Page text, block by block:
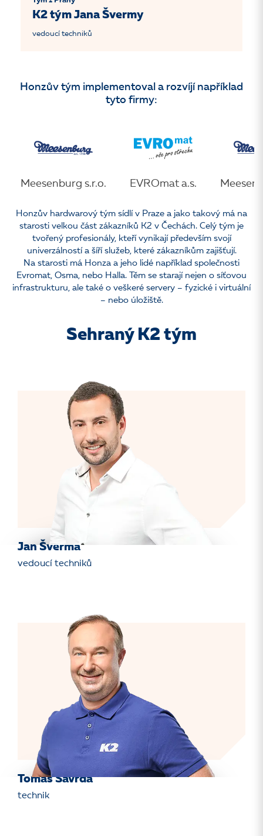
K2 tým Jana Švermy
vedoucí techniků
Honzův tým implementoval a rozvíjí například
tyto firmy:
Meesenburg s.r.o. EVROmat a.s.
Honzův hardwarový tým sídlí v Praze a jako takový má na
starosti velkou část zákazníků K2 v Čechách. Celý tým je
tvořený profesionály, kteří vynikají především svojí
univerzálností a šíří služeb, které zákazníkům zajišťují.
Na starosti má Honza a jeho lidé například společnosti
Evromat, Osma, nebo Halla. Těm se starají nejen o síťovou
infrastrukturu, ale také o veškeré servery – fyzické i virtuální
– nebo úložiště.
Sehraný K2 tým
Jan Šverma
vedoucí techniků
Tomáš Šavrda
technik